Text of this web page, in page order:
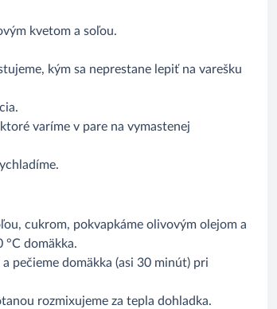
kvetom a soľou.
kým sa neprestane lepiť na varešku
varíme v pare na vymastenej
cukrom, pokvapkáme olivovým olejom a
domäkka.
pečieme domäkka (asi 30 minút) pri
rozmixujeme za tepla dohladka.